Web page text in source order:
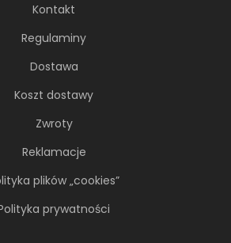
Kontakt
Regulaminy
Dostawa
Koszt dostawy
Zwroty
Reklamacje
plików „cookies”
prywatności